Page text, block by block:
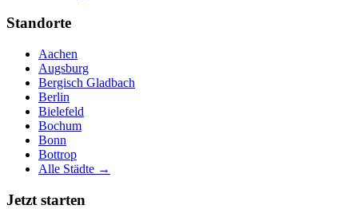
Standorte
Aachen
Augsburg
Bergisch Gladbach
Berlin
Bielefeld
Bochum
Bonn
Bottrop
Alle Städte →
Jetzt starten